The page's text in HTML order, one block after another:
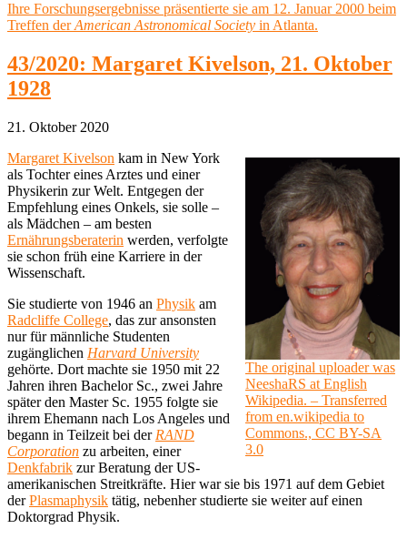
Ihre Forschungsergebnisse präsentierte sie am 12. Januar 2000 beim
Treffen derAmerican Astronomical Society in Atlanta.
43/2020: Margaret Kivelson, 21. Oktober
1928
21. Oktober 2020
The original uploader was
NeeshaRS at English
Wikipedia. – Transferred
from en.wikipedia to
Commons., CC BY-SA
3.0
Margaret Kivelson kam in New York
als Tochter eines Arztes und einer
Physikerin zur Welt. Entgegen der
Empfehlung eines Onkels, sie solle –
als Mädchen – am besten
Ernährungsberaterin werden, verfolgte
sie schon früh eine Karriere in der
Wissenschaft.
Sie studierte von 1946 an Physik am
Radcliffe College, das zur ansonsten
nur für männliche Studenten
zugänglichen Harvard University
gehörte. Dort machte sie 1950 mit 22
Jahren ihren Bachelor Sc., zwei Jahre
später den Master Sc. 1955 folgte sie
ihrem Ehemann nach Los Angeles und
begann in Teilzeit bei der RAND
Corporation zu arbeiten, einer
Denkfabrik zur Beratung der US-
amerikanischen Streitkräfte. Hier war sie bis 1971 auf dem Gebiet
derPlasmaphysik tätig, nebenher studierte sie weiter auf einen
Doktorgrad Physik.